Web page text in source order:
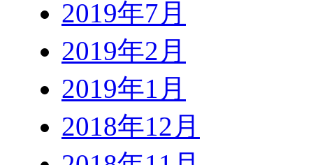
2019年7月
2019年2月
2019年1月
2018年12月